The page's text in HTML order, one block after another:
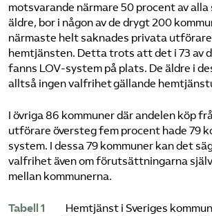
motsvarande närmare 50 procent av alla
äldre, bor i någon av de drygt 200
närmaste helt saknades privata
hemtjänsten. Detta trots att det i 73 av
fanns LOV-system på plats. De äldre i
alltså ingen valfrihet gällande
I övriga 86 kommuner där andelen köp
utförare översteg fem procent hade 79
system. I dessa 79 kommuner kan det
valfrihet även om förutsättningarna
mellan kommunerna.
Tabell 1 Hemtjänst i Sveriges